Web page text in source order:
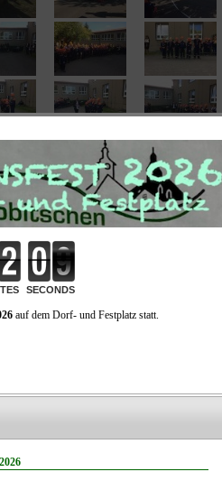
der noch bestehenden
bessere gewertet.
konnten sich alle
über Medaillien freuen. Bei den